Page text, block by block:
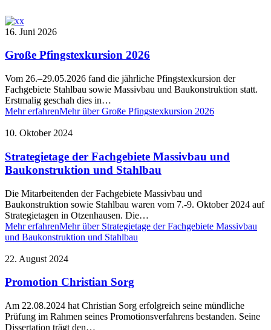
16. Juni 2026
Große Pfingstexkursion 2026
Vom 26.–29.05.2026 fand die jährliche Pfingstexkursion der
Fachgebiete Stahlbau sowie Massivbau und Baukonstruktion statt.
Erstmalig geschah dies in…
Mehr erfahrenMehr über Große Pfingstexkursion 2026
10. Oktober 2024
Strategietage der Fachgebiete Massivbau und
Baukonstruktion und Stahlbau
Die Mitarbeitenden der Fachgebiete Massivbau und
Baukonstruktion sowie Stahlbau waren vom 7.-9. Oktober 2024 auf
Strategietagen in Otzenhausen. Die…
Mehr erfahrenMehr über Strategietage der Fachgebiete Massivbau
und Baukonstruktion und Stahlbau
22. August 2024
Promotion Christian Sorg
Am 22.08.2024 hat Christian Sorg erfolgreich seine mündliche
Prüfung im Rahmen seines Promotionsverfahrens bestanden. Seine
Dissertation trägt den…